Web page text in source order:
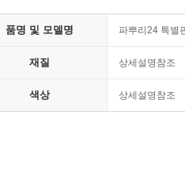
품명 및 모델명 파뿌리24 특별
재질 상세설명참조
색상 상세설명참조